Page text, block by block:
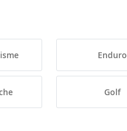
Enduro
Golf